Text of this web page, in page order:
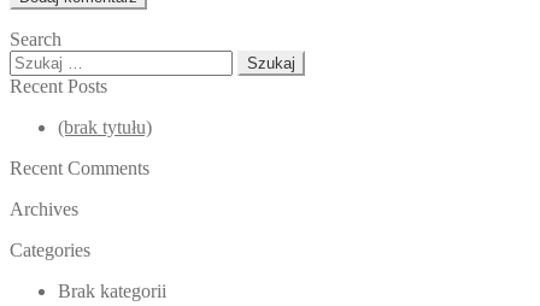
Search
Szukaj:
Recent Posts
(brak tytułu)
Recent Comments
Archives
Categories
Brak kategorii